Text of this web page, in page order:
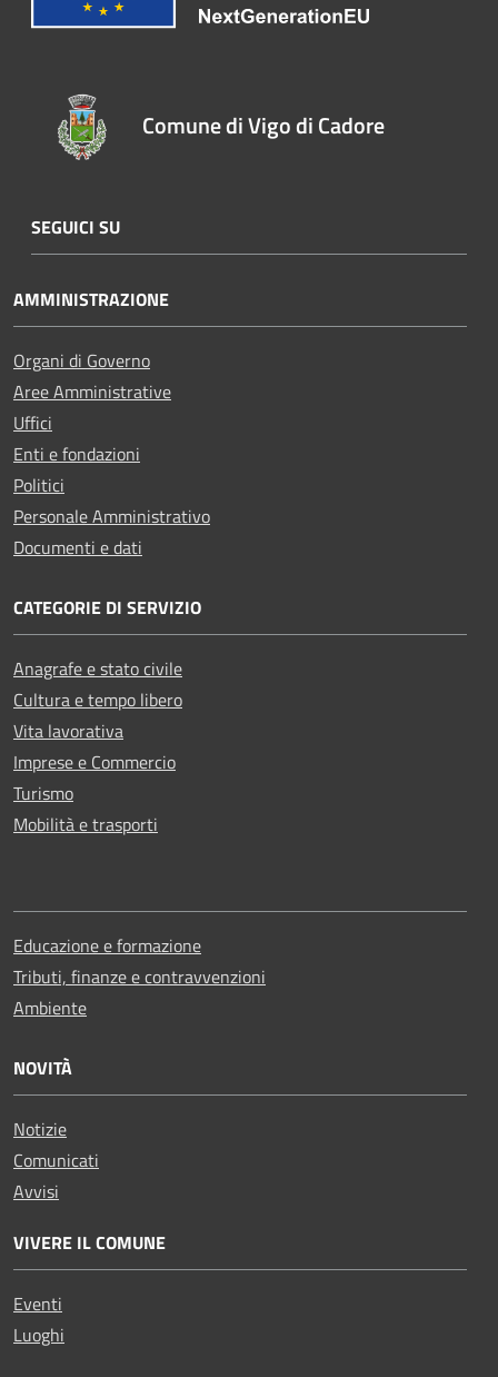
Comune di Vigo di Cadore
SEGUICI SU
AMMINISTRAZIONE
Organi di Governo
Aree Amministrative
Uffici
Enti e fondazioni
Politici
Personale Amministrativo
Documenti e dati
CATEGORIE DI SERVIZIO
Anagrafe e stato civile
Cultura e tempo libero
Vita lavorativa
Imprese e Commercio
Turismo
Mobilità e trasporti
Educazione e formazione
Tributi, finanze e contravvenzioni
Ambiente
NOVITÀ
Notizie
Comunicati
Avvisi
VIVERE IL COMUNE
Eventi
Luoghi